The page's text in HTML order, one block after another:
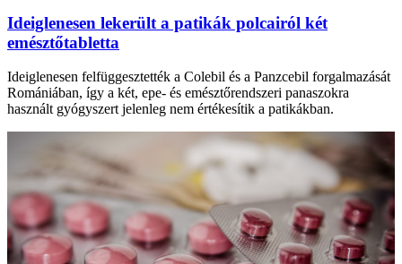
Ideiglenesen lekerült a patikák polcairól két
emésztőtabletta
Ideiglenesen felfüggesztették a Colebil és a Panzcebil forgalmazását
Romániában, így a két, epe- és emésztőrendszeri panaszokra
használt gyógyszert jelenleg nem értékesítik a patikákban.